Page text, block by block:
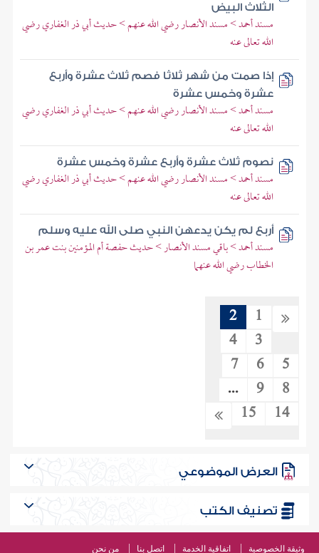
الثلاث البيض
مسند أحمد > مسند الأنصار رضي الله عنهم > حديث أبي ذر الغفاري رضي
الله تعالى عنه
إذا صمت من شهر ثلاثا فصم ثلاث عشرة وأربع
عشرة وخمس عشرة
مسند أحمد > مسند الأنصار رضي الله عنهم > حديث أبي ذر الغفاري رضي
الله تعالى عنه
نصوم ثلاث عشرة وأربع عشرة وخمس عشرة
مسند أحمد > مسند الأنصار رضي الله عنهم > حديث أبي ذر الغفاري رضي
الله تعالى عنه
أربع لم يكن يدعهن النبي صلى الله عليه وسلم
مسند أحمد > باقي مسند الأنصار > حديث حفصة أم المؤمنين بنت عمر بن
الخطاب رضي الله عنهما
1
2
3
4
5
6
7
8
9
...
14
15
العرض الموضوعي
تصنيف الكتب
وثيقة الخصوصية اتفاقية الخدمة اتصل بنا من نحن